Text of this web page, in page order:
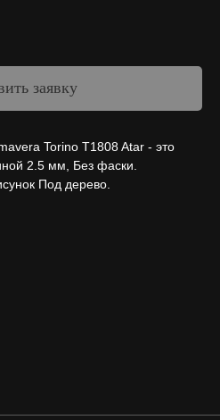
заявку
Torino T1808 Atar - это
2.5 мм, Без фаски.
Под дерево.